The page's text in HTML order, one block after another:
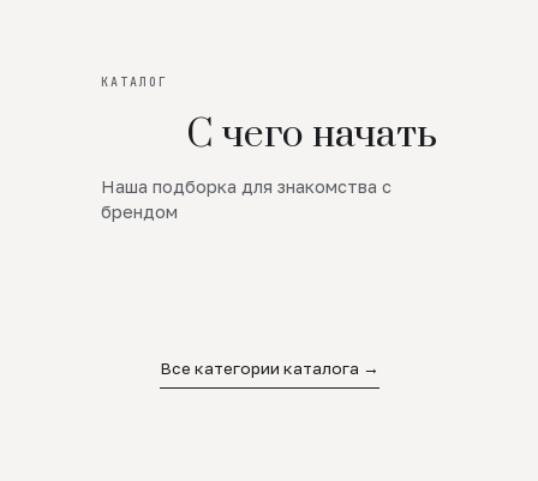
КАТАЛОГ
С чего начать
Наша подборка для знакомства с
брендом
Новинки
SALE
Все категории каталога →